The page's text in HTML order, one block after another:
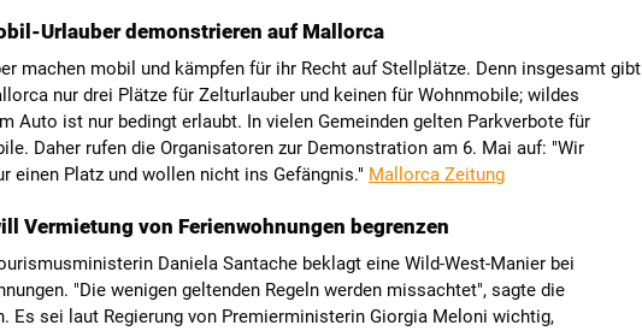
Urlauber demonstrieren auf Mallorca
machen mobil und kämpfen für ihr Recht auf Stellplätze. Denn insgesamt gibt
nur drei Plätze für Zelturlauber und keinen für Wohnmobile; wildes
Auto ist nur bedingt erlaubt. In vielen Gemeinden gelten Parkverbote für
Daher rufen die Organisatoren zur Demonstration am 6. Mai auf: "Wir
einen Platz und wollen nicht ins Gefängnis." Mallorca Zeitung
Vermietung von Ferienwohnungen begrenzen
Daniela Santache beklagt eine Wild-West-Manier bei
"Die wenigen geltenden Regeln werden missachtet", sagte die
Es sei laut Regierung von Premierministerin Giorgia Meloni wichtig,